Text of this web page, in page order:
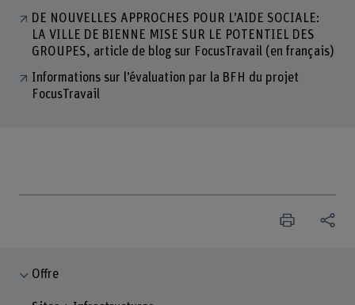
DE NOUVELLES APPROCHES POUR L’AIDE SOCIALE:
LA VILLE DE BIENNE MISE SUR LE POTENTIEL DES
GROUPES, article de blog sur FocusTravail (en français)
Informations sur l’évaluation par la BFH du projet
FocusTravail
Offre